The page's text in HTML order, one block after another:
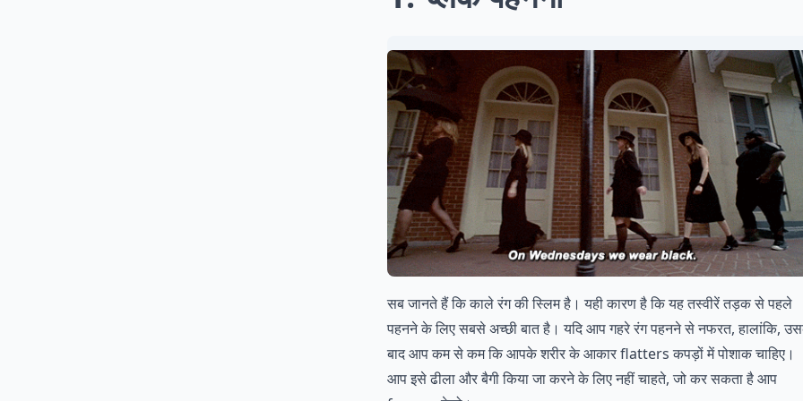
सब जानते हैं कि काले रंग की स्लिम है। यही कारण है कि यह तस्वीरें तड़क से पहले
पहनने के लिए सबसे अच्छी बात है। यदि आप गहरे रंग पहनने से नफरत, हालांकि,
बाद आप कम से कम कि आपके शरीर के आकार flatters कपड़ों में पोशाक चाहिए।
आप इसे ढीला और बैगी किया जा करने के लिए नहीं चाहते, जो कर सकता है आप